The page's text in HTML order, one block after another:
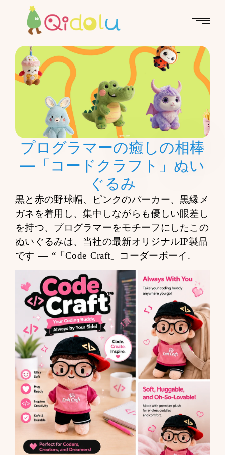
プログラマーの癒しの相棒
—「コードクラフト」ぬい
ぐるみ
黒と赤の野球帽、ピンクのパーカー、黒縁メ
ガネを着用し、集中しながらも優しい眼差し
を持つ、プログラマーをモチーフにしたこの
ぬいぐるみは、当社の最新オリジナルIP製品
です — “「Code Craft」コーダーボーイ .